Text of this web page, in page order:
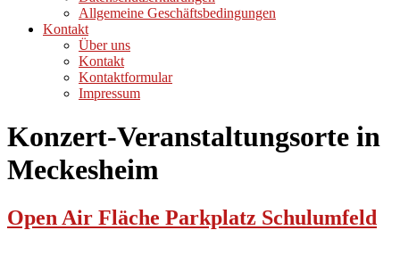
Allgemeine Geschäftsbedingungen
Kontakt
Über uns
Kontakt
Kontaktformular
Impressum
Konzert-Veranstaltungsorte in
Meckesheim
Open Air Fläche Parkplatz Schulumfeld